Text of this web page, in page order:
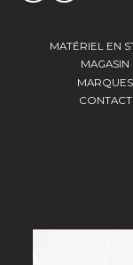
MATÉRIEL EN
MAGASIN
MARQUES
CONTACT